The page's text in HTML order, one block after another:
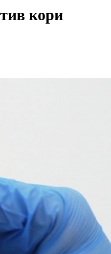
кори